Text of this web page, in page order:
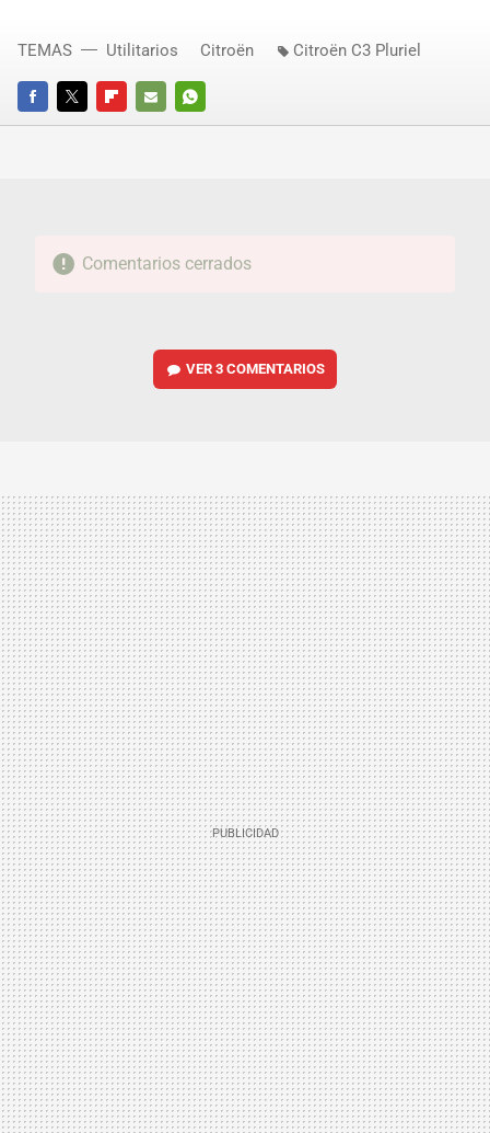
FACEBOOKTWITTERFLIPBOARD
E-
WHATSAPP
TEMAS Utilitarios Citroën Citroën C3 Pluriel
Comentarios cerrados
VER3 COMENTARIOS